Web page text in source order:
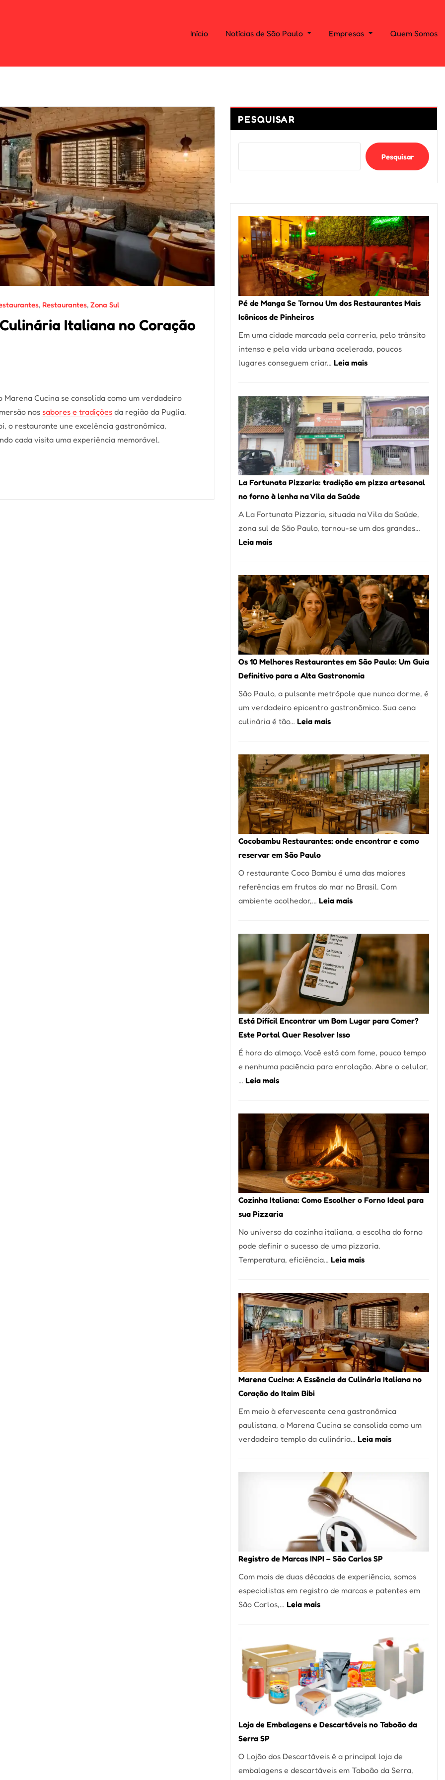
Início Notícias de São Paulo Empresas Quem Somos
, Restaurantes, Zona Sul
Italiana no Coração
Marena Cucina se consolida como um verdadeiro
nossabores e tradições da região da Puglia.
o restaurante une excelência gastronômica,
cada visita uma experiência memorável.
PESQUISAR
Pesquisar
Pé de Manga Se Tornou Um dos Restaurantes Mais
Icônicos de Pinheiros
Em uma cidade marcada pela correria, pelo trânsito
intenso e pela vida urbana acelerada, poucos
lugares conseguem criar… Leia mais:
Manga
Se
Tornou
Um
dos
Restaurantes
Mais
de
Pinheiros
La Fortunata Pizzaria: tradição em pizza artesanal
no forno à lenha na Vila da Saúde
A La Fortunata Pizzaria, situada na Vila da Saúde,
zona sul de São Paulo, tornou-se um dos grandes…
Leia mais:
Pizzaria:
tradição
em
pizza
artesanal
no
forno
à
lenha
na
Vila
Os 10 Melhores Restaurantes em São Paulo: Um Guia
Definitivo para a Alta Gastronomia
São Paulo, a pulsante metrópole que nunca dorme, é
um verdadeiro epicentro gastronômico. Sua cena
culinária é tão… Leia mais:
Melhores
Restaurantes
em
São
Paulo:
Um
Guia
para
a
Alta
Cocobambu Restaurantes: onde encontrar e como
reservar em São Paulo
O restaurante Coco Bambu é uma das maiores
referências em frutos do mar no Brasil. Com
ambiente acolhedor,… Leia mais:
onde
encontrar
e
como
reservar
em
São
Está Difícil Encontrar um Bom Lugar para Comer?
Este Portal Quer Resolver Isso
É hora do almoço. Você está com fome, pouco tempo
e nenhuma paciência para enrolação. Abre o celular,
… Leia mais:
Encontrar
um
Bom
Lugar
para
Comer?
Este
Portal
Quer
Resolver
Isso
Cozinha Italiana: Como Escolher o Forno Ideal para
sua Pizzaria
No universo da cozinha italiana, a escolha do forno
pode definir o sucesso de uma pizzaria.
Temperatura, eficiência… Leia mais:
Como
Escolher
o
Forno
Ideal
para
sua
Marena Cucina: A Essência da Culinária Italiana no
Coração do Itaim Bibi
Em meio à efervescente cena gastronômica
paulistana, o Marena Cucina se consolida como um
verdadeiro templo da culinária… Leia mais:
Culinária
Italiana
do
Itaim
Registro de Marcas INPI – São Carlos SP
Com mais de duas décadas de experiência, somos
especialistas em registro de marcas e patentes em
São Carlos,… Leia mais:
INPI
–
São
Carlos
SP
Loja de Embalagens e Descartáveis no Taboão da
Serra SP
O Lojão dos Descartáveis é a principal loja de
embalagens e descartáveis em Taboão da Serra,